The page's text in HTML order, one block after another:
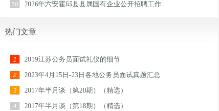
10 2026年六安霍邱县县属国有企业公开招聘工作
热门文章
1 2019江苏公务员面试礼仪的细节
2 2023年4月15日-23日各地公务员面试真题汇总
3 2017年半月谈（第20期）（精选）
4 2017年半月谈（第18期）（精选）